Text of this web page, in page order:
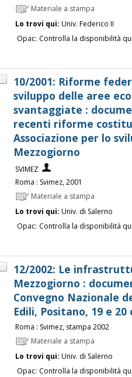
Materiale a stampa
Lo trovi qui: Univ. Federico II
Opac: Controlla la disponibilità
10/2001: Riforme
sviluppo delle aree
svantaggiate :
recenti riforme
Associazione per lo
Mezzogiorno
SVIMEZ
Roma : Svimez, 2001
Materiale a stampa
Lo trovi qui: Univ. di Salerno
Opac: Controlla la disponibilità
12/2002: Le
Mezzogiorno :
Convegno Nazionale
Edili, Positano, 19 e
Roma : Svimez, stampa 2002
Materiale a stampa
Lo trovi qui: Univ. di Salerno
Opac: Controlla la disponibilità